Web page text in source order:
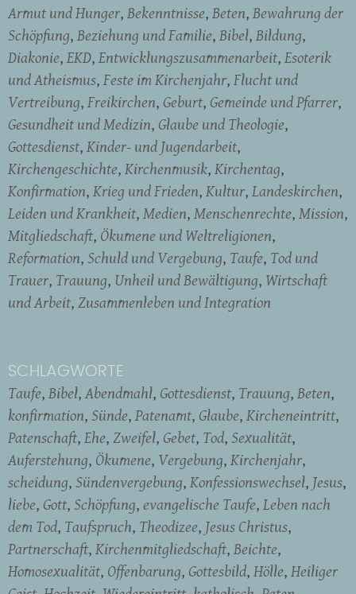
Armut und Hunger Bekenntnisse Beten Bewahrung der
Schöpfung Beziehung und Familie Bibel Bildung
Diakonie EKD Entwicklungszusammenarbeit Esoterik
und Atheismus Feste im Kirchenjahr Flucht und
Vertreibung Freikirchen Geburt Gemeinde und Pfarrer
Gesundheit und Medizin Glaube und Theologie
Gottesdienst Kinder- und Jugendarbeit
Kirchengeschichte Kirchenmusik Kirchentag
Konfirmation Krieg und Frieden Kultur Landeskirchen
Leiden und Krankheit Medien Menschenrechte Mission
Mitgliedschaft Ökumene und Weltreligionen
Reformation Schuld und Vergebung Taufe Tod und
Trauer Trauung Unheil und Bewältigung Wirtschaft
und Arbeit Zusammenleben und Integration
SCHLAGWORTE
Taufe Bibel Abendmahl Gottesdienst Trauung Beten
konfirmation Sünde Patenamt Glaube Kircheneintritt
Patenschaft Ehe Zweifel Gebet Tod Sexualität
Auferstehung Ökumene Vergebung Kirchenjahr
scheidung Sündenvergebung Konfessionswechsel Jesus
liebe Gott Schöpfung evangelische Taufe Leben nach
dem Tod Taufspruch Theodizee Jesus Christus
Partnerschaft Kirchenmitgliedschaft Beichte
Homosexualität Offenbarung Gottesbild Hölle Heiliger